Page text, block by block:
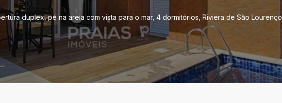
duplex, pé na areia com vista para o mar, 4 dormitórios, Riviera de São Lourenço